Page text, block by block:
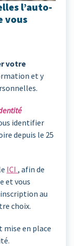
l’auto-
vous
votre
et y
identifier
depuis le 25
ICI , afin de
et vous
au
choix.
mise en place